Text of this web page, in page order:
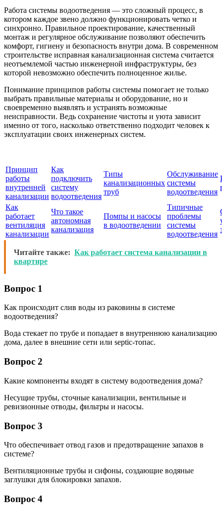
Работа системы водоотведения — это сложный процесс, в
котором каждое звено должно функционировать четко и
синхронно. Правильное проектирование, качественный
монтаж и регулярное обслуживание позволяют обеспечить
комфорт, гигиену и безопасность внутри дома. В современном
строительстве исправная канализационная система считается
неотъемлемой частью инженерной инфраструктуры, без
которой невозможно обеспечить полноценное жилье.
Понимание принципов работы системы помогает не только
выбрать правильные материалы и оборудование, но и
своевременно выявлять и устранять возможные
неисправности. Ведь сохранение чистоты и уюта зависит
именно от того, насколько ответственно подходит человек к
эксплуатации своих инженерных систем.
Принцип
работы
внутренней
канализации
Как
подключить
систему
водоотведения
Типы
канализационных
труб
Обслуживание
системы
водоотведения
Как
работает
вентиляция
канализации
Что такое
автономная
канализация
Помпы и насосы
в водоотведении
Типичные
проблемы
системы
водоотведения
Читайте также: Как работает система канализации в
квартире
Вопрос 1
Как происходит слив воды из раковины в системе
водоотведения?
Вода стекает по трубе и попадает в внутреннюю канализацию
дома, далее в внешние сети или septic-топас.
Вопрос 2
Какие компоненты входят в систему водоотведения дома?
Несущие трубы, сточные канализации, вентильные и
ревизионные отводы, фильтры и насосы.
Вопрос 3
Что обеспечивает отвод газов и предотвращение запахов в
системе?
Вентиляционные трубы и сифоны, создающие водяные
заглушки для блокировки запахов.
Вопрос 4